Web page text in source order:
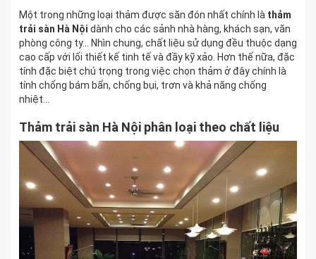
Một trong những loại thảm được săn đón nhất chính là thảm
trải sàn Hà Nội dành cho các sảnh nhà hàng, khách sạn, văn
phòng công ty… Nhìn chung, chất liệu sử dụng đều thuộc dạng
cao cấp với lối thiết kế tinh tế và đầy kỹ xảo. Hơn thế nữa, đặc
tính đặc biệt chú trọng trong việc chọn thảm ở đây chính là
tính chống bám bẩn, chống bụi, trơn và khả năng chống
nhiệt…
Thảm trải sàn Hà Nội phân loại theo chất liệu